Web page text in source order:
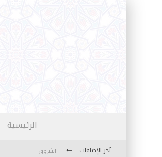
الرئيسية
آخر الإضافات
الشروق